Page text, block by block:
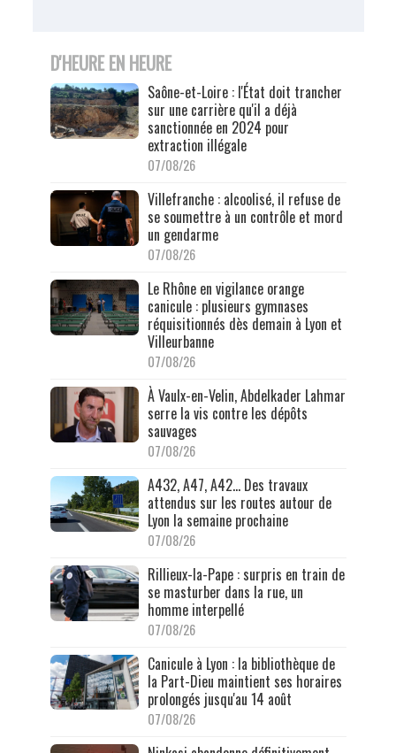
D'HEURE EN HEURE
Saône-et-Loire : l'État doit trancher
sur une carrière qu'il a déjà
sanctionnée en 2024 pour
extraction illégale
07/08/26
Villefranche : alcoolisé, il refuse de
se soumettre à un contrôle et mord
un gendarme
07/08/26
Le Rhône en vigilance orange
canicule : plusieurs gymnases
réquisitionnés dès demain à Lyon et
Villeurbanne
07/08/26
À Vaulx-en-Velin, Abdelkader Lahmar
serre la vis contre les dépôts
sauvages
07/08/26
A432, A47, A42… Des travaux
attendus sur les routes autour de
Lyon la semaine prochaine
07/08/26
Rillieux-la-Pape : surpris en train de
se masturber dans la rue, un
homme interpellé
07/08/26
Canicule à Lyon : la bibliothèque de
la Part-Dieu maintient ses horaires
prolongés jusqu'au 14 août
07/08/26